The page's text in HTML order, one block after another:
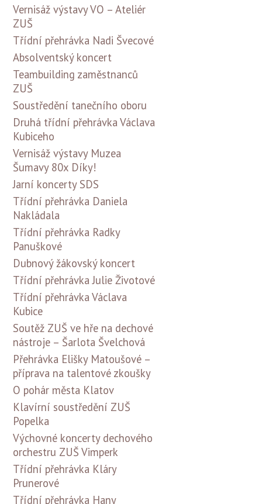
Vernisáž výstavy VO – Ateliér
ZUŠ
Třídní přehrávka Nadi Švecové
Absolventský koncert
Teambuilding zaměstnanců
ZUŠ
Soustředění tanečního oboru
Druhá třídní přehrávka Václava
Kubiceho
Vernisáž výstavy Muzea
Šumavy 80x Díky!
Jarní koncerty SDS
Třídní přehrávka Daniela
Nakládala
Třídní přehrávka Radky
Panuškové
Dubnový žákovský koncert
Třídní přehrávka Julie Životové
Třídní přehrávka Václava
Kubice
Soutěž ZUŠ ve hře na dechové
nástroje – Šarlota Švelchová
Přehrávka Elišky Matoušové –
příprava na talentové zkoušky
O pohár města Klatov
Klavírní soustředění ZUŠ
Popelka
Výchovné koncerty dechového
orchestru ZUŠ Vimperk
Třídní přehrávka Kláry
Prunerové
Třídní přehrávka Hany